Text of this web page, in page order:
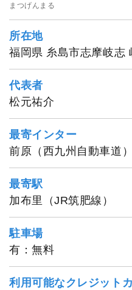
まつげんまる
所在地
福岡県 糸島市志摩岐志
代表者
松元祐介
最寄インター
前原（西九州自動車道
最寄駅
加布里（JR筑肥線）
駐車場
有：無料
利用可能なクレジット